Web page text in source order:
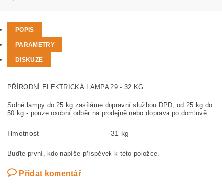
POPIS
PARAMETRY
DISKUZE
PŘÍRODNÍ ELEKTRICKÁ LAMPA 29 - 32 KG.
Solné lampy do 25 kg zasíláme dopravní službou DPD, od 25 kg do
50 kg - pouze osobní odběr na prodejně nebo doprava po domluvě.
Hmotnost 31 kg
Buďte první, kdo napíše příspěvek k této položce.
Přidat komentář